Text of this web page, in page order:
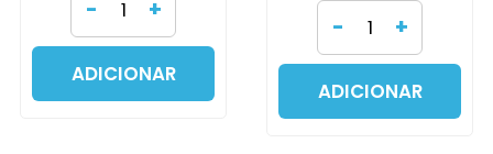
- +
ADICIONAR
- +
ADICIONAR